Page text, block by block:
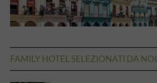
FAMILY HOTEL SELEZIONATI DA NOI